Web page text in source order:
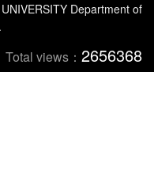
Department of
Total views： 2656368